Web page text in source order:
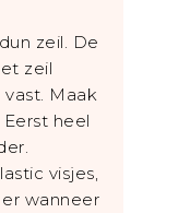
zeil. De
zeil
Maak
heel
visjes,
wanneer